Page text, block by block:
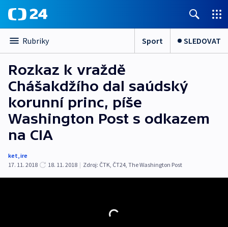
Rubriky Sport SLEDOVAT
Rozkaz k vraždě
Chášakdžího dal saúdský
korunní princ, píše
Washington Post s odkazem
na CIA
ket,ire
17. 11. 2018
18. 11. 2018 | Zdroj: ČTK, ČT24, The Washington Post